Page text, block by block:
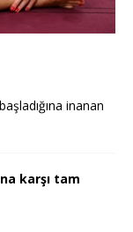
inanan
karşı tam